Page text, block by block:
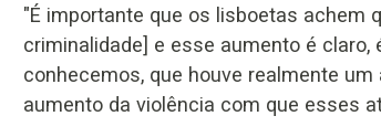
"É importante que os lisboetas achem
criminalidade] e esse aumento é claro,
conhecemos, que houve realmente
aumento da violência com que esses